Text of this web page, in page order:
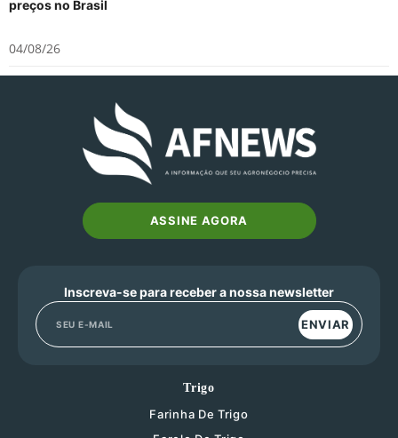
preços no Brasil
04/08/26
ASSINE AGORA
Inscreva-se para receber a nossa newsletter
ENVIAR
Trigo
Farinha De Trigo